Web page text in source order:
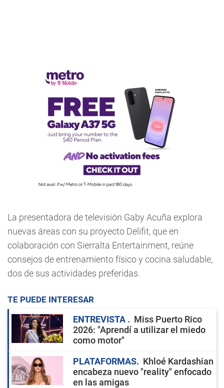
La presentadora de televisión Gaby Acuña explora
nuevas áreas con su proyecto Delifit, que en
colaboración con Sierralta Entertainment, reúne
consejos de entrenamiento físico y cocina saludable,
dos de sus actividades preferidas.
TE PUEDE INTERESAR
ENTREVISTA
Miss Puerto Rico
2026: "Aprendí a utilizar el miedo
como motor"
PLATAFORMAS
Khloé Kardashian
encabeza nuevo "reality" enfocado
en las amigas